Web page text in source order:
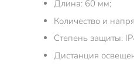
Длина: 60 мм;
Количество и
Степень защиты:
Дистанция